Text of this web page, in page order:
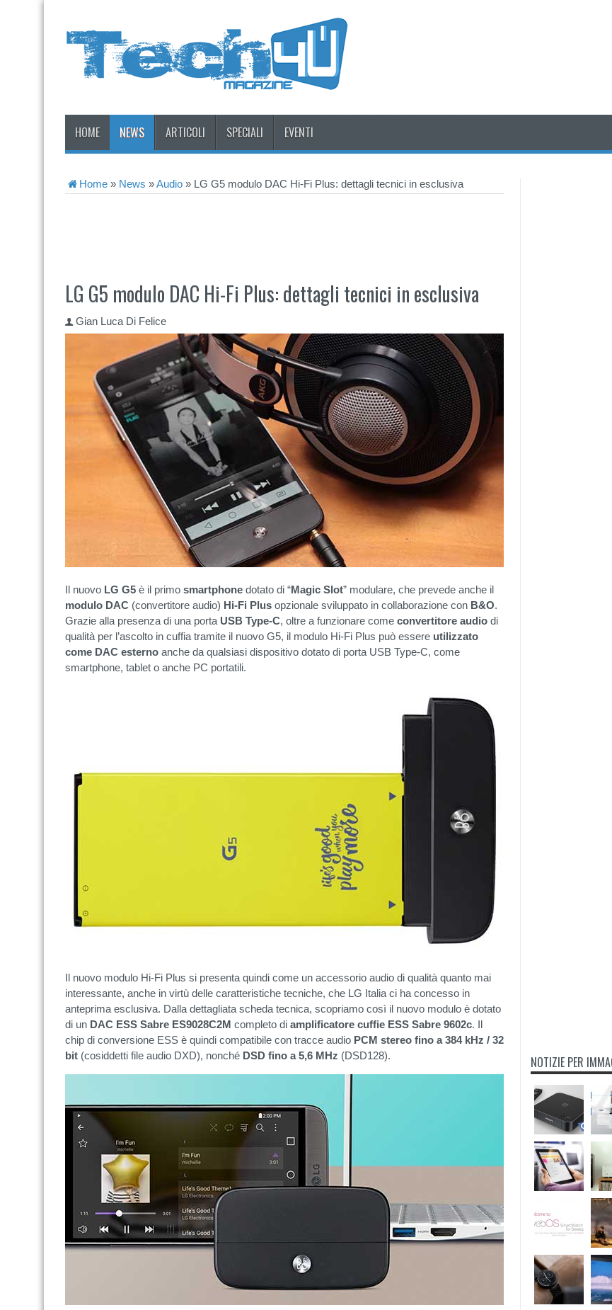
HOME NEWS ARTICOLI SPECIALI EVENTI
Home » News »Audio » LG G5 modulo DAC Hi-Fi Plus: dettagli tecnici in esclusiva
LG G5 modulo DAC Hi-Fi Plus: dettagli tecnici in esclusiva
Gian Luca Di Felice
Il nuovo LG G5 è il primo smartphone dotato di “Magic Slot” modulare, che prevede anche il
modulo DAC (convertitore audio) Hi-Fi Plus opzionale sviluppato in collaborazione con B&O.
Grazie alla presenza di una porta USB Type-C, oltre a funzionare come convertitore audio di
qualità per l’ascolto in cuffia tramite il nuovo G5, il modulo Hi-Fi Plus può essere utilizzato
come DAC esterno anche da qualsiasi dispositivo dotato di porta USB Type-C, come
smartphone, tablet o anche PC portatili.
Il nuovo modulo Hi-Fi Plus si presenta quindi come un accessorio audio di qualità quanto mai
interessante, anche in virtù delle caratteristiche tecniche, che LG Italia ci ha concesso in
anteprima esclusiva. Dalla dettagliata scheda tecnica, scopriamo così il nuovo modulo è dotato
di un DAC ESS Sabre ES9028C2M completo di amplificatore cuffie ESS Sabre 9602c. Il
chip di conversione ESS è quindi compatibile con tracce audio PCM stereo fino a 384 kHz / 32
bit (cosiddetti file audio DXD), nonché DSD fino a 5,6 MHz (DSD128). NOTIZIE PER